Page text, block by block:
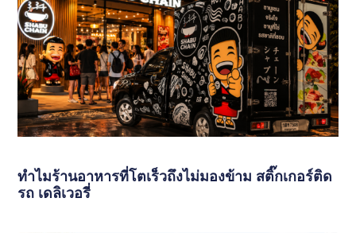
ทำไมร้านอาหารที่โตเร็วถึงไม่มองข้าม สติ๊กเกอร์ติด
รถ เดลิเวอรี่